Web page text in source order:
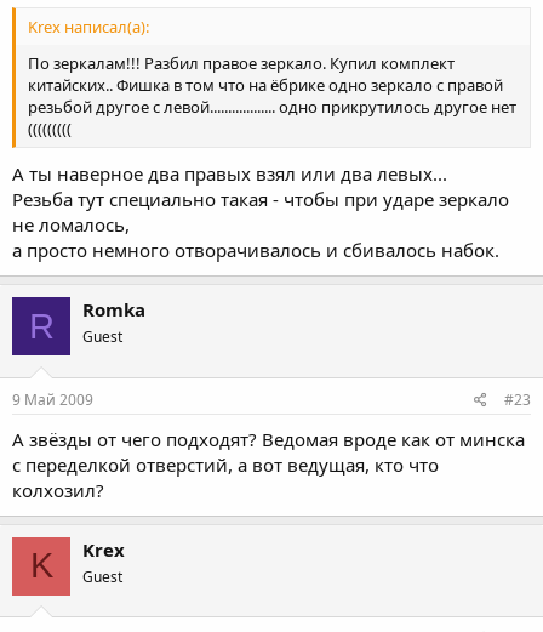
Krex написал(а):
По зеркалам!!! Разбил правое зеркало. Купил комплект
китайских.. Фишка в том что на ёбрике одно зеркало с правой
резьбой другое с левой.................. одно прикрутилось другое нет
(((((((((
А ты наверное два правых взял или два левых...
Резьба тут специально такая - чтобы при ударе зеркало
не ломалось,
а просто немного отворачивалось и сбивалось набок.
R Romka
Guest
9 Май 2009 #23
А звёзды от чего подходят? Ведомая вроде как от минска
с переделкой отверстий, а вот ведущая, кто что
колхозил?
K Krex
Guest